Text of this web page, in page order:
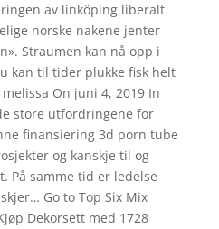
av linköping liberalt
norske nakene jenter
Straumen kan nå opp i
kan til tider plukke fisk helt
On juni 4, 2019 In
store utfordringene for
finansiering 3d porn tube
og kanskje til og
På samme tid er ledelse
Go to Top Six Mix
Dekorsett med 1728